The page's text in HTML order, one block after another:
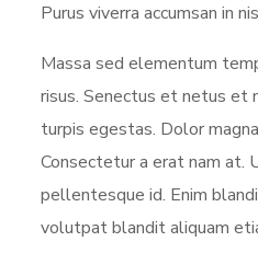
Purus viverra accumsan in
Massa sed elementum
risus. Senectus et netus et
turpis egestas. Dolor
Consectetur a erat nam at.
pellentesque id. Enim
volutpat blandit aliquam